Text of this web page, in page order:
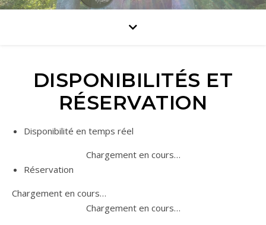
DISPONIBILITÉS ET
RÉSERVATION
Disponibilité en temps réel
Chargement en cours…
Réservation
Chargement en cours…
Chargement en cours…